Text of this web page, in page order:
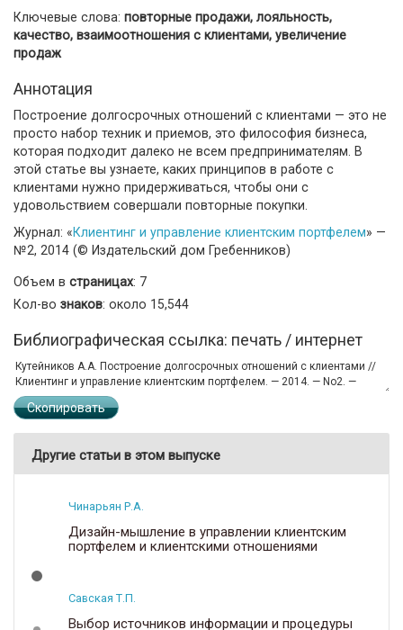
Ключевые слова: повторные продажи, лояльность,
качество, взаимоотношения с клиентами, увеличение
продаж
Аннотация
Построение долгосрочных отношений с клиентами — это не
просто набор техник и приемов, это философия бизнеса,
которая подходит далеко не всем предпринимателям. В
этой статье вы узнаете, каких принципов в работе с
клиентами нужно придерживаться, чтобы они с
удовольствием совершали повторные покупки.
Журнал: «Клиентинг и управление клиентским портфелем» —
№2, 2014 (© Издательский дом Гребенников)
Объем в страницах: 7
Кол-во знаков: около 15,544
Библиографическая ссылка: печать / интернет
Скопировать
Другие статьи в этом выпуске
Чинарьян Р.А.
Дизайн-мышление в управлении клиентским
портфелем и клиентскими отношениями
Савская Т.П.
Выбор источников информации и процедуры